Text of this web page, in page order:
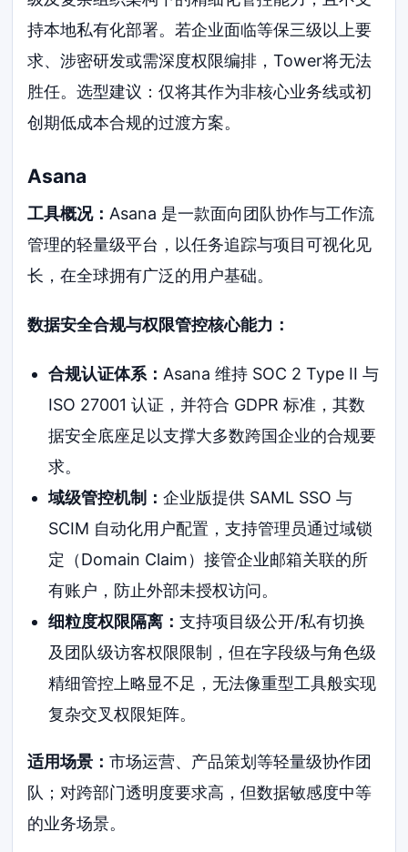
持本地私有化部署。若企业面临等保三级以上要
求、涉密研发或需深度权限编排，Tower将无法
胜任。选型建议：仅将其作为非核心业务线或初
创期低成本合规的过渡方案。
Asana
工具概况： Asana 是一款面向团队协作与工作流
管理的轻量级平台，以任务追踪与项目可视化见
长，在全球拥有广泛的用户基础。
数据安全合规与权限管控核心能力：
合规认证体系： Asana 维持 SOC 2 Type II 与
ISO 27001 认证，并符合 GDPR 标准，其数
据安全底座足以支撑大多数跨国企业的合规要
求。
域级管控机制： 企业版提供 SAML SSO 与
SCIM 自动化用户配置，支持管理员通过域锁
定（Domain Claim）接管企业邮箱关联的所
有账户，防止外部未授权访问。
细粒度权限隔离： 支持项目级公开/私有切换
及团队级访客权限限制，但在字段级与角色级
精细管控上略显不足，无法像重型工具般实现
复杂交叉权限矩阵。
适用场景：市场运营、产品策划等轻量级协作团
队；对跨部门透明度要求高，但数据敏感度中等
的业务场景。